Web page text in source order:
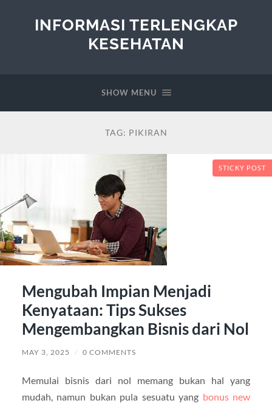
INFORMASI TERLENGKAP
KESEHATAN
SHOW MENU
TAG: PIKIRAN
STICKY POST
Mengubah Impian Menjadi
Kenyataan: Tips Sukses
Mengembangkan Bisnis dari Nol
MAY 3, 2025 / 0 COMMENTS
Memulai bisnis dari nol memang bukan hal yang
mudah, namun bukan pula sesuatu yang bonus new